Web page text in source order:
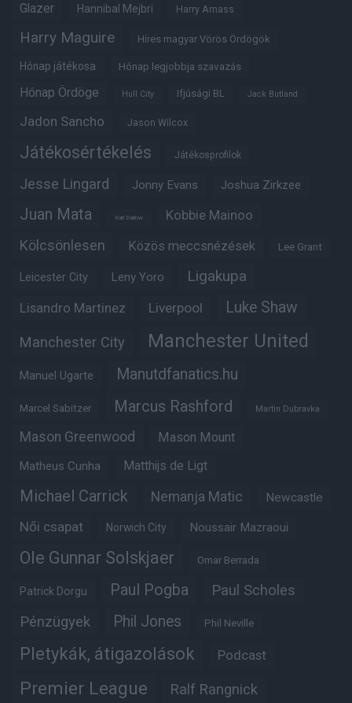
Glazer Hannibal Mejbri Harry Amass
Harry Maguire Híres magyar Vörös Ördögök
Hónap játékosa Hónap legjobbja szavazás
Hónap Ördöge Hull City Ifjúsági BL Jack Butland
Jadon Sancho Jason Wilcox
Játékosértékelés Játékosprofilok
Jesse Lingard Jonny Evans Joshua Zirkzee
Juan Mata Karl Darlow Kobbie Mainoo
Kölcsönlesen Közös meccsnézések Lee Grant
Leicester City Leny Yoro Ligakupa
Lisandro Martinez Liverpool Luke Shaw
Manchester City Manchester United
Manuel Ugarte Manutdfanatics.hu
Marcel Sabitzer Marcus Rashford Martin Dubravka
Mason Greenwood Mason Mount
Matheus Cunha Matthijs de Ligt
Michael Carrick Nemanja Matic Newcastle
Női csapat Norwich City Noussair Mazraoui
Ole Gunnar Solskjaer Omar Berrada
Patrick Dorgu Paul Pogba Paul Scholes
Pénzügyek Phil Jones Phil Neville
Pletykák, átigazolások Podcast
Premier League Ralf Rangnick